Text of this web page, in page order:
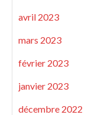
avril 2023
mars 2023
février 2023
janvier 2023
décembre 2022